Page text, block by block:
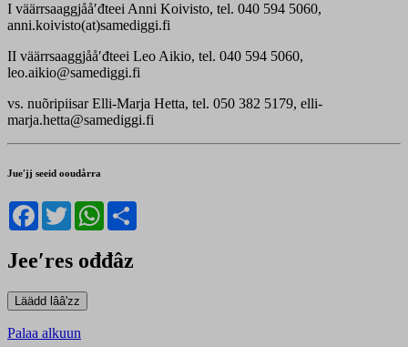
I väärrsaaggjååʹđteei Anni Koivisto, tel. 040 594 5060,
anni.koivisto(at)samediggi.fi
II väärrsaaggjååʹđteei Leo Aikio, tel. 040 594 5060,
leo.aikio@samediggi.fi
vs. nuõripiisar Elli-Marja Hetta, tel. 050 382 5179, elli-
marja.hetta@samediggi.fi
Jueʹjj seeid ooudårra
Facebook
TwitterWhatsApp
Jeeʹres ođđâz
Palaa alkuun